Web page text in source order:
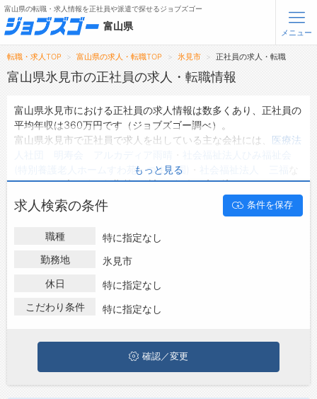
無料会員登録 ログイン
メニュー
トップ
転職支援サービスについて
転職ノウハウ(応募書類の書き方・面接対策など)
ジョブズゴーについて
会社概要
富山県の転職・求人情報を正社員や派遣で探せるジョブズゴー
富山県
メニュー
転職・求人TOP 富山県の求人・転職TOP 氷見市 正社員の求人・転職
富山県氷見市の正社員の求人・転職情報
富山県氷見市における正社員の求人情報は数多くあり、正社員の
平均年収は360万円です（ジョブズゴー調べ）。
富山県氷見市で正社員で求人を出している主な会社には、 医療法
(特別養護老人ホームすわ苑・つまま園)
どがあり、未経験や短期等ご希望の条件で絞り込みができます。
富山県氷見市の地域密着型の求人サイトであるジョブズゴーでは
富山県氷見市の正社員として働ける求人情報を192件取り扱って
います。
ハローワークにはない求人も多数扱っており、転職だけでなく、
第二新卒から50代・60代以上の方の再就職も可能です。 富山県
ある職種に応募してみてくださいね。
もっと見る
求人検索の条件 条件を保存
職種
特に指定なし
勤務地
氷見市
休日
特に指定なし
こだわり条件
特に指定なし
確認／変更